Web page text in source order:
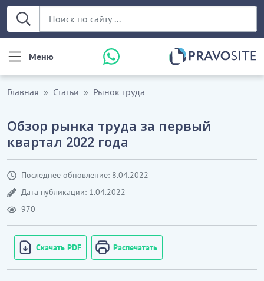
Меню
Главная Статьи Рынок труда
Обзор рынка труда за первый
квартал 2022 года
Последнее обновление: 8.04.2022
Дата публикации: 1.04.2022
970
Скачать PDF Распечатать